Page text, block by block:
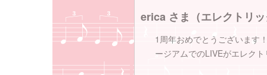
erica さま（エレクトリ
1周年おめでとうございます
ージアムでのLIVEがエレク